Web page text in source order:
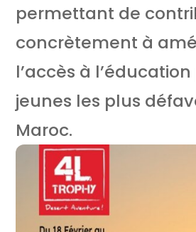
permettant de
concrètement à
l’accès à
jeunes les plus
Maroc.